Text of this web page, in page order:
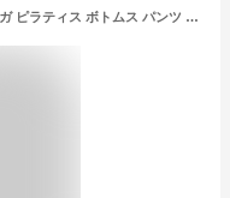
ルルレモン lululemon レディース ヨガ ピラティス ボトムス パンツ Align Pant II 25"（7分パンツ ）